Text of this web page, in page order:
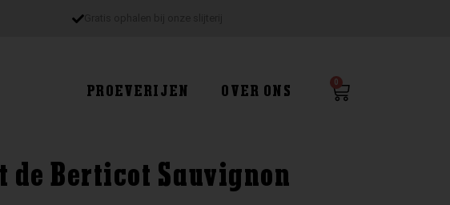
PROEVERIJEN OVER ONS
0
Winkelwagen
de Berticot Sauvignon